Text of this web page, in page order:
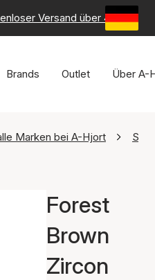
Versand über 49 € -
Brands Outlet Über A-
Marken bei A-Hjort
Forest
Brown
Zircon